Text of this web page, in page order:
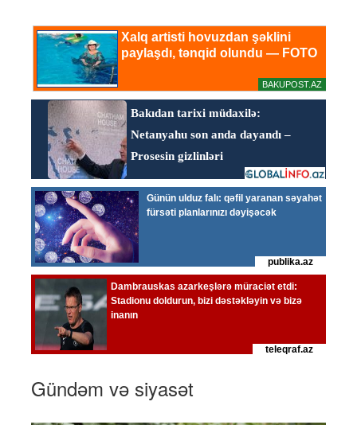
Gündəm və siyasət